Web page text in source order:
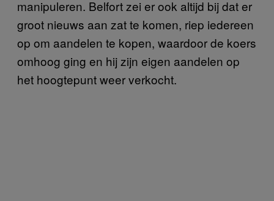
manipuleren. Belfort zei er ook altijd bij dat er
groot nieuws aan zat te komen, riep iedereen
op om aandelen te kopen, waardoor de koers
omhoog ging en hij zijn eigen aandelen op
het hoogtepunt weer verkocht.